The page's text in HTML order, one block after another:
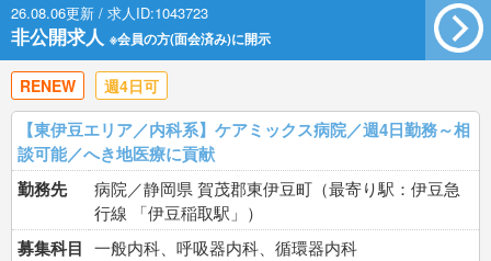
26.08.06更新 / 求人ID:1043723
非公開求人 ※会員の方(面会済み)に開示
RENEW 週4日可
【東伊豆エリア／内科系】ケアミックス病院／週4日勤務～相
談可能／へき地医療に貢献
勤務先
病院／静岡県 賀茂郡東伊豆町（最寄り駅：伊豆急
行線 「伊豆稲取駅」）
募集科目 一般内科、呼吸器内科、循環器内科